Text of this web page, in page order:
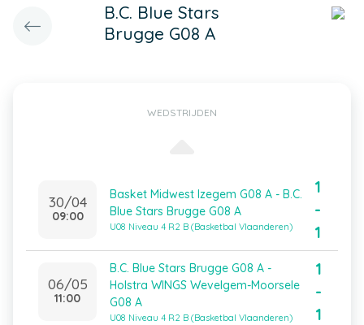
B.C. Blue Stars
Brugge G08 A
WEDSTRIJDEN
30/04
09:00
Basket Midwest Izegem G08 A - B.C.
Blue Stars Brugge G08 A
U08 Niveau 4 R2 B (Basketbal Vlaanderen)
1
-
1
06/05
11:00
B.C. Blue Stars Brugge G08 A -
Holstra WINGS Wevelgem-Moorsele
G08 A
U08 Niveau 4 R2 B (Basketbal Vlaanderen)
1
-
1